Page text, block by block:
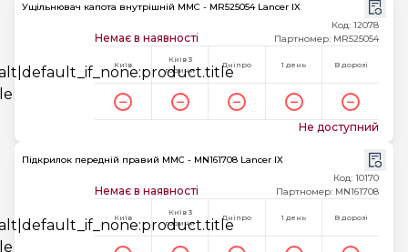
Ущільнювач капота внутрішній MMC - MR525054 Lancer IX
Немає в наявності
Код: 12078
Партномер: MR525054
Київ
Київ 3
години
Дніпро 1 день В дорозі
Не доступний
Підкрилок передній правий MMC - MN161708 Lancer IX
Немає в наявності
Код: 10170
Партномер: MN161708
Київ
Київ 3
години
Дніпро 1 день В дорозі